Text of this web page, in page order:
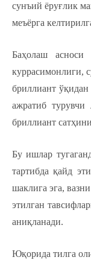
сунъий ёруғлик
меъёрга
Баҳолаш асноси
куррасимонлиги,
бриллиант
ажратиб турувчи
бриллиант
Бу ишлар
тартибда қайд
шаклига эга,
этилган
аниқланади.
Юқорида тилга